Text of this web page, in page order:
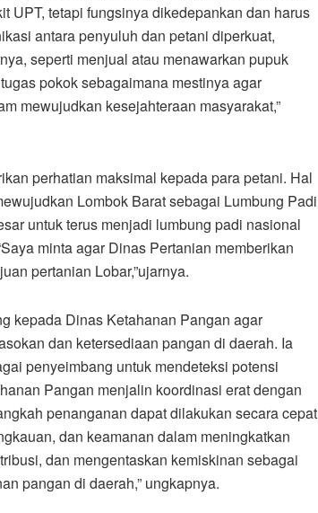
UPT, tetapi fungsinya dikedepankan dan harus
antara penyuluh dan petani diperkuat,
seperti menjual atau menawarkan pupuk
pokok sebagaimana mestinya agar
mewujudkan kesejahteraan masyarakat,”
perhatian maksimal kepada para petani. Hal
Lombok Barat sebagai Lumbung Padi
untuk terus menjadi lumbung padi nasional
minta agar Dinas Pertanian memberikan
pertanian Lobar,”ujarnya.
kepada Dinas Ketahanan Pangan agar
dan ketersediaan pangan di daerah. Ia
penyeimbang untuk mendeteksi potensi
Pangan menjalin koordinasi erat dengan
penanganan dapat dilakukan secara cepat
dan keamanan dalam meningkatkan
dan mengentaskan kemiskinan sebagai
pangan di daerah,” ungkapnya.